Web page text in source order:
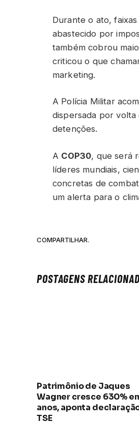
Durante o ato,
abastecido por
também cobrou
criticou o que
marketing.
A Polícia Militar
dispersada por
detenções.
A COP30, que será
líderes mundiais,
concretas de
um alerta para o
COMPARTILHAR.
POSTAGENS
Patrimônio de Jaques
Wagner cresce 630%
anos, aponta
TSE